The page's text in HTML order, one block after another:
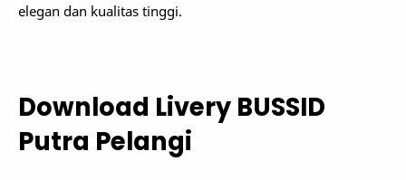
elegan dan kualitas tinggi.
Download Livery BUSSID
Putra Pelangi